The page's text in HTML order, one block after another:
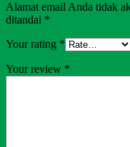
Alamat email Anda tidak
ditandai *
Your rating *
Your review *